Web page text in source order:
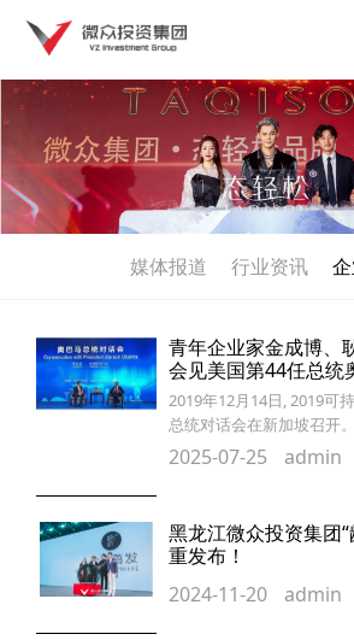
媒体报道 行业资讯
青年企业家金成博、
会见美国第44任总统
2019年12月14日, 2019可
总统对话会在新加坡召开
力、开启新征程”为主题,汇
团有限公司CEO金成博先
代表,与全球百位行业杰出
受到美国第44任总统奥巴
巴马总统在对话环节表示,
2025-07-25 admin
黑龙江微众投资集团
重发布！
2024-11-20
admin